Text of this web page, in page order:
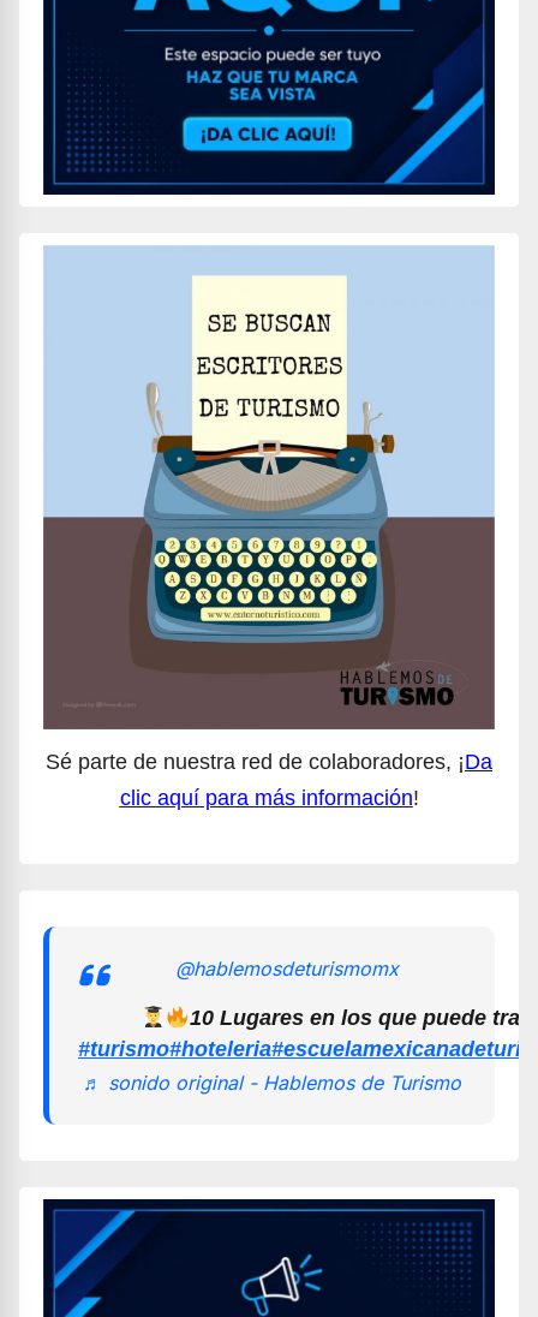
Sé parte de nuestra red de colaboradores, ¡Da
clic aquí para más información!
@hablemosdeturismomx
10 Lugares en los que puede
#turismo#hoteleria
♬ sonido original - Hablemos de Turismo